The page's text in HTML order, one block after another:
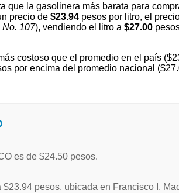
que la gasolinera más barata para
precio de $23.94 pesos por litro, el
No. 107), vendiendo el litro a $27.00
costoso que el promedio en el país
por encima del promedio nacional
es de $24.50 pesos.
$23.94 pesos, ubicada en Francisco I.